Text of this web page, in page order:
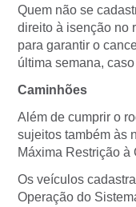
Quem não se
direito à isenção no
para garantir o
última semana,
Caminhões
Além de cumprir o
sujeitos também às
Máxima Restrição à
Os veículos
Operação do